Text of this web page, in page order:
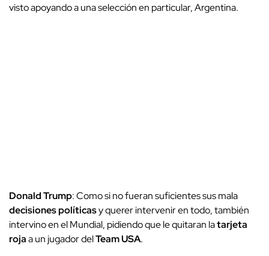
visto apoyando a una selección en particular, Argentina.
Donald Trump: Como si no fueran suficientes sus mala
decisiones políticasy querer intervenir en todo, también
intervino en el Mundial, pidiendo que le quitaran latarjeta
rojaa un jugador delTeam USA.